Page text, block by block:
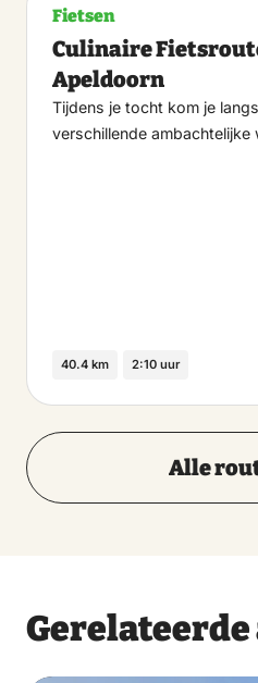
Fietsen
Culinaire
Apeldoorn
Tijdens je tocht kom je langs
verschillende ambachtelijke
40.4 km 2:10 uur
Alle